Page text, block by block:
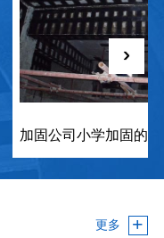
›
更多 +